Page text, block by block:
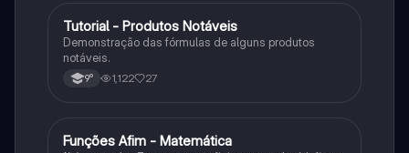
Matematica
Tutorial - Produtos Notáveis
Demonstração das fórmulas de alguns produtos
notáveis.
9° 1,122 27
Matematica
Funções Afim - Matemática